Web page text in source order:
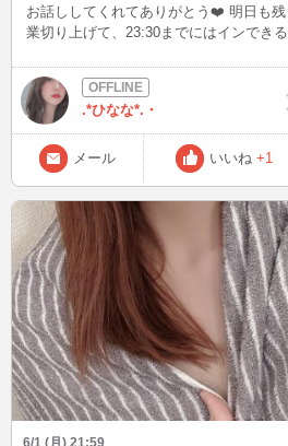
お話ししてくれてありがとう❤️ 明日も残
業切り上げて、23:30までにはインできる
.*ひなな*.・
メール いいね +1
6/1 (月) 21:59